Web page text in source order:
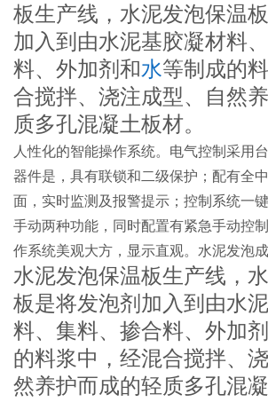
板生产线，水泥发泡保温
加入到由水泥基胶凝材料
料、外加剂和水等制成的
合搅拌、浇注成型、自然
质多孔混凝土板材。
人性化的智能操作系统。电气控制采用
器件是，具有联锁和二级保护；配有全
面，实时监测及报警提示；控制系统一
手动两种功能，同时配置有紧急手动控
作系统美观大方，显示直观。水泥发泡成
水泥发泡保温板生产线，
板是将发泡剂加入到由水
料、集料、掺合料、外加
的料浆中，经混合搅拌、
然养护而成的轻质多孔混凝